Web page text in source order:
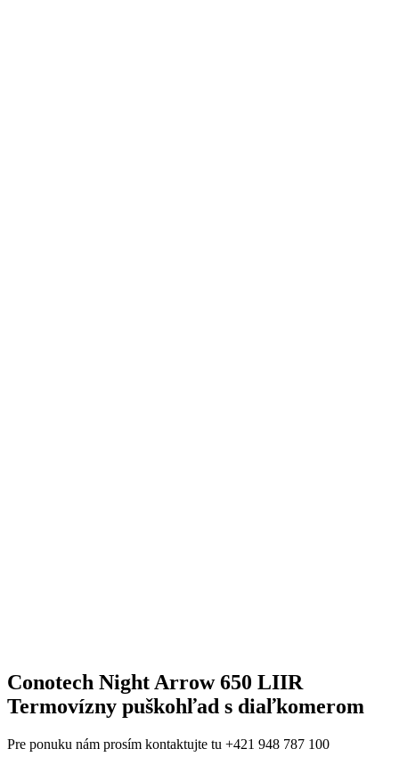
Conotech Night Arrow 650 LIIR
Termovízny puškohľad s diaľkomerom
Pre ponuku nám prosím kontaktujte tu +421 948 787 100